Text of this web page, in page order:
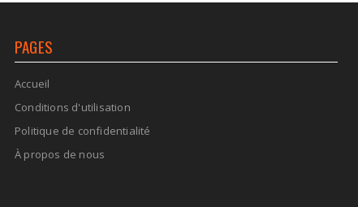
PAGES
Accueil
Conditions d'utilisation
Politique de confidentialité
À propos de nous